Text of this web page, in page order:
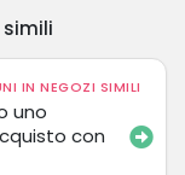
IN NEGOZI SIMILI
uno
con